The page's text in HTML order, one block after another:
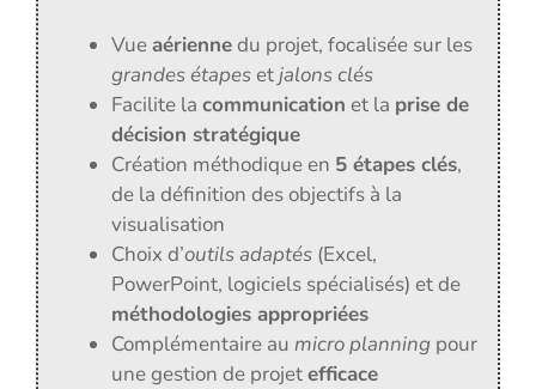
Vueaériennedu projet, focalisée sur les
grandes étapesetjalons clés
Facilite la communication et la prise de
décision stratégique
Création méthodique en 5 étapes clés,
de la définition des objectifs à la
visualisation
Choix d’outils adaptés (Excel,
PowerPoint, logiciels spécialisés) et de
méthodologies appropriées
Complémentaire au micro planning pour
une gestion de projetefficace